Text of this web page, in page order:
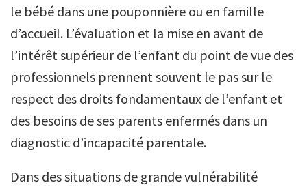
le bébé dans une pouponnière ou en famille
d’accueil. L’évaluation et la mise en avant de
l’intérêt supérieur de l’enfant du point de vue des
professionnels prennent souvent le pas sur le
respect des droits fondamentaux de l’enfant et
des besoins de ses parents enfermés dans un
diagnostic d’incapacité parentale.
Dans des situations de grande vulnérabilité